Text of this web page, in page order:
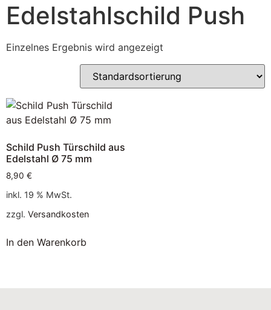
Edelstahlschild Push
Einzelnes Ergebnis wird angezeigt
Schild Push Türschild aus
Edelstahl Ø 75 mm
8,90 €
inkl. 19 % MwSt.
zzgl. Versandkosten
In den Warenkorb